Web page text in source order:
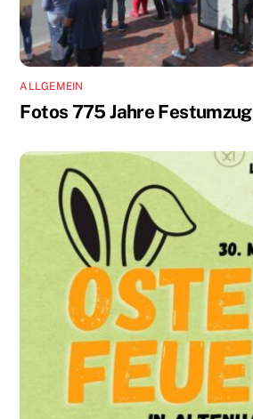
ALLGEMEIN
Fotos 775 Jahre Festumzug